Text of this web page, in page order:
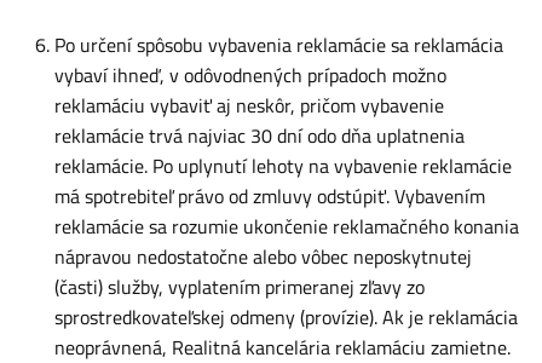
Po určení spôsobu vybavenia reklamácie sa reklamácia
vybaví ihneď, v odôvodnených prípadoch možno
reklamáciu vybaviť aj neskôr, pričom vybavenie
reklamácie trvá najviac 30 dní odo dňa uplatnenia
reklamácie. Po uplynutí lehoty na vybavenie reklamácie
má spotrebiteľ právo od zmluvy odstúpiť. Vybavením
reklamácie sa rozumie ukončenie reklamačného konania
nápravou nedostatočne alebo vôbec neposkytnutej
(časti) služby, vyplatením primeranej zľavy zo
sprostredkovateľskej odmeny (provízie). Ak je reklamácia
neoprávnená, Realitná kancelária reklamáciu zamietne.